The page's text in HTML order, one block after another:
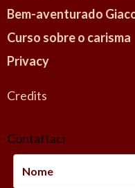
Bem-aventurado
Curso sobre o carisma
Privacy
Credits
Contattaci